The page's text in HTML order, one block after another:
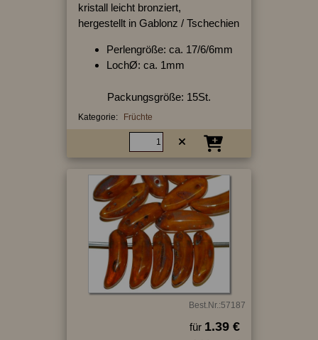
kristall leicht bronziert,
hergestellt in Gablonz / Tschechien
Perlengröße: ca. 17/6/6mm
LochØ: ca. 1mm
Packungsgröße: 15St.
Kategorie: Früchte
Best.Nr.:57187
für 1.39 €